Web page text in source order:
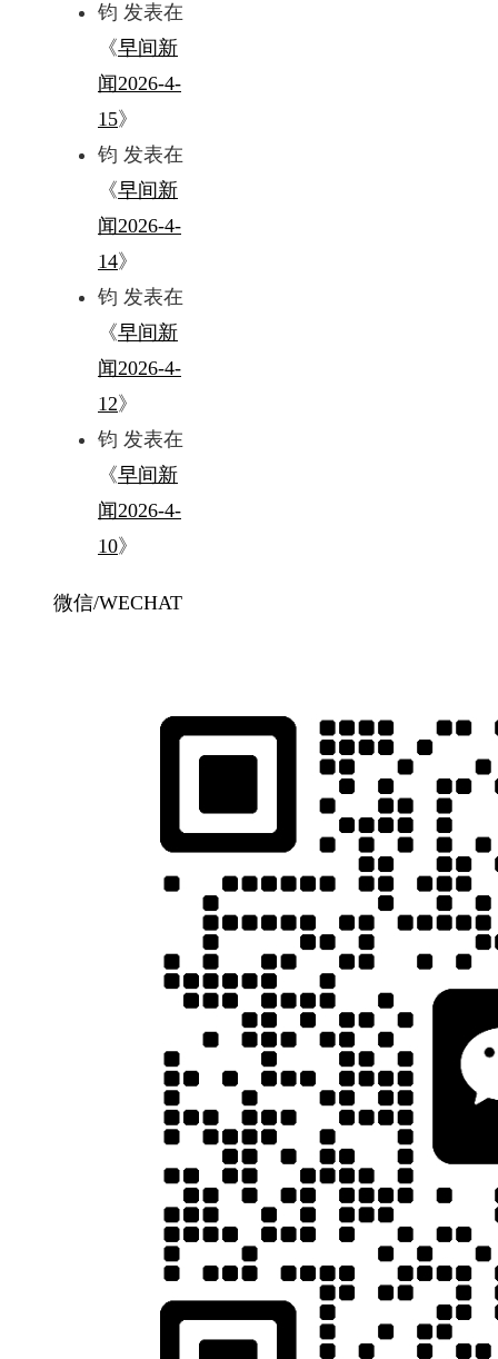
钧 发表在
《早间新
闻2026-4-
15》
钧 发表在
《早间新
闻2026-4-
14》
钧 发表在
《早间新
闻2026-4-
12》
钧 发表在
《早间新
闻2026-4-
10》
微信/WECHAT